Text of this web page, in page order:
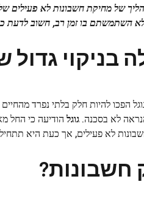
של מחיקת חשבונות לא פעילים
השתמשתם בו זמן רב, חשוב לדעת
בניקוי
הפכו להיות חלק בלתי נפרד
לא בסכנה. גוגל
לא פעילים, אך כעת היא
חשבונות?